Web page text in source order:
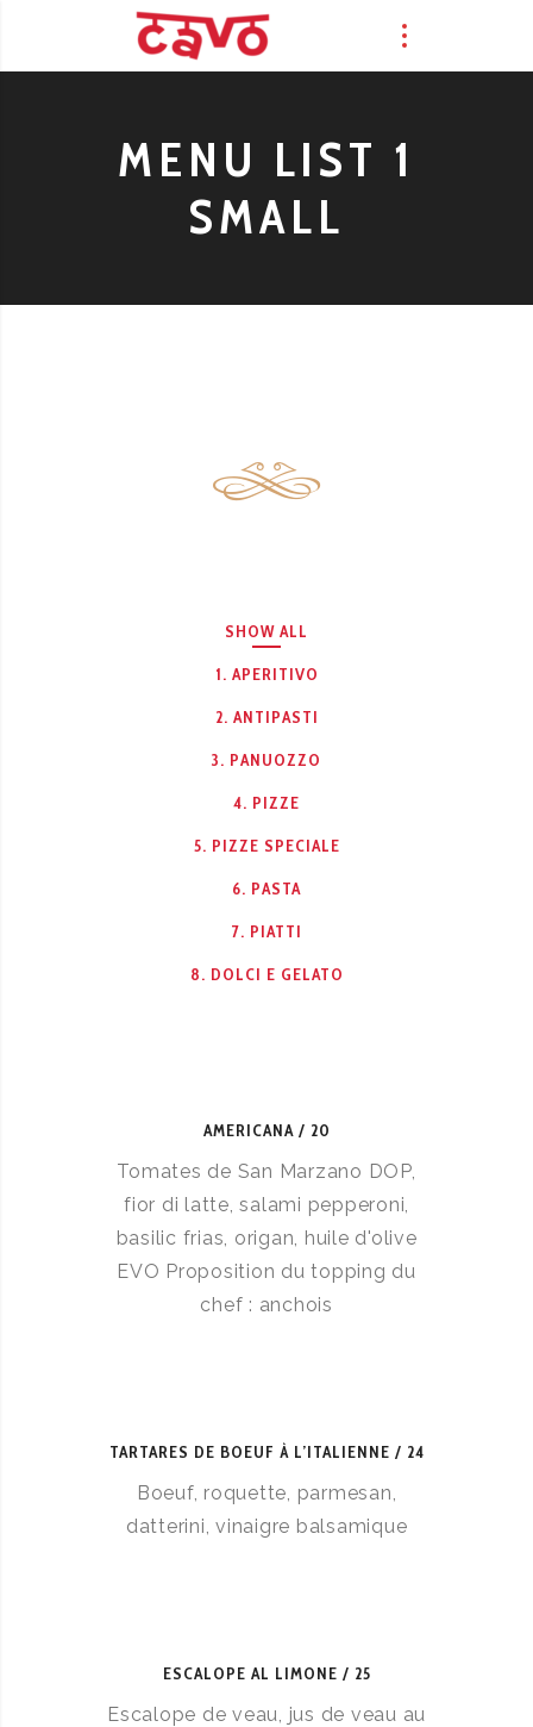
MENU LIST 1
SMALL
SHOW ALL
1. APERITIVO
2. ANTIPASTI
3. PANUOZZO
4. PIZZE
5. PIZZE SPECIALE
6. PASTA
7. PIATTI
8. DOLCI E GELATO
AMERICANA 20
Tomates de San Marzano DOP,
fior di latte, salami pepperoni,
basilic frias, origan, huile d'olive
EVO Proposition du topping du
chef : anchois
TARTARES DE BOEUF À L’ITALIENNE 24
Boeuf, roquette, parmesan,
datterini, vinaigre balsamique
ESCALOPE AL LIMONE 25
Escalope de veau, jus de veau au